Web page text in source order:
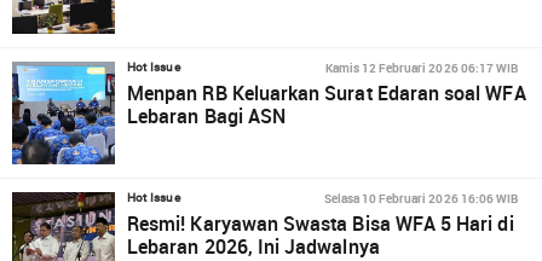
Hot Issue Kamis 12 Februari 2026 06:17 WIB
Menpan RB Keluarkan Surat Edaran soal WFA
Lebaran Bagi ASN
Hot Issue Selasa 10 Februari 2026 16:06 WIB
Resmi! Karyawan Swasta Bisa WFA 5 Hari di
Lebaran 2026, Ini Jadwalnya